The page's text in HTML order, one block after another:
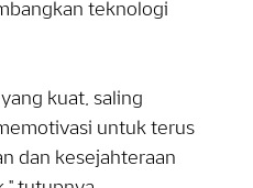
teknologi
kuat, saling
untuk terus
dan kesejahteraan